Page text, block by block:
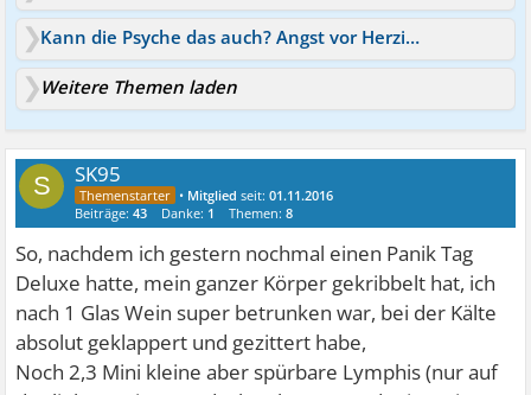
Kann die Psyche das auch? Angst vor Herzinfarkt
Weitere Themen laden
S SK95
• Mitglied seit:01.11.2016
Beiträge:43 Danke: 1 Themen:8
So, nachdem ich gestern nochmal einen Panik Tag
Deluxe hatte, mein ganzer Körper gekribbelt hat, ich
nach 1 Glas Wein super betrunken war, bei der Kälte
absolut geklappert und gezittert habe,
Noch 2,3 Mini kleine aber spürbare Lymphis (nur auf